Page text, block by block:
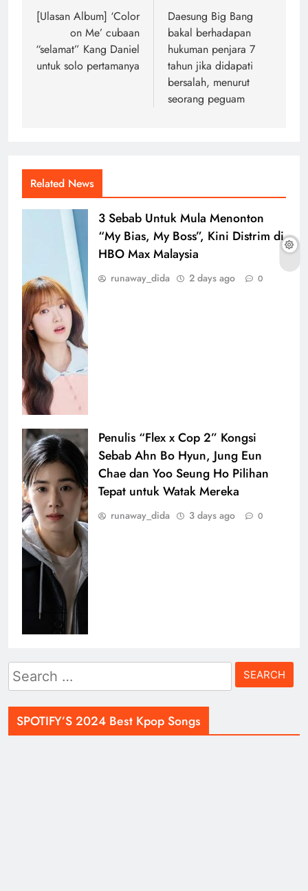
navigation
[Ulasan Album] ‘Color
on Me’ cubaan
“selamat” Kang Daniel
untuk solo pertamanya
Daesung Big Bang
bakal berhadapan
hukuman penjara 7
tahun jika didapati
bersalah, menurut
seorang peguam
Related News
3 Sebab Untuk Mula Menonton
“My Bias, My Boss”, Kini Distrim di
HBO Max Malaysia
runaway_dida 2 days ago 0
Penulis “Flex x Cop 2” Kongsi
Sebab Ahn Bo Hyun, Jung Eun
Chae dan Yoo Seung Ho Pilihan
Tepat untuk Watak Mereka
runaway_dida 3 days ago 0
Search
for:
SPOTIFY’S 2024 Best Kpop Songs